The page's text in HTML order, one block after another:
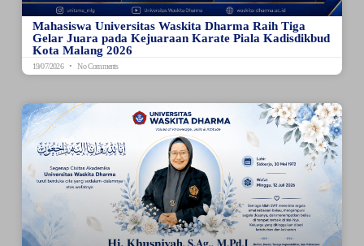
Mahasiswa Universitas Waskita Dharma Raih Tiga
Gelar Juara pada Kejuaraan Karate Piala Kadisdikbud
Kota Malang 2026
19/07/2026 No Comments